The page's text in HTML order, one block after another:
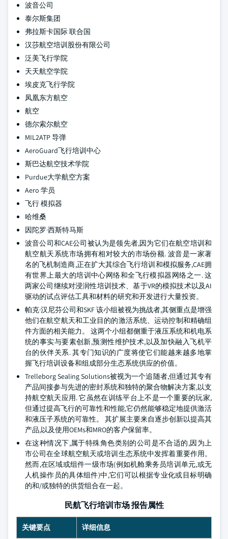
波音公司
泰尔斯集团
弗拉斯卡国际 联合国
汉莎航空培训股份有限公司
泛美飞行学院
天天航空学院
埃皮克飞行学院
凤凰东方航空
航空
德尔索尔航空
MIL2ATP 导弹
AeroGuard飞行培训中心
斯巴达航空技术学院
Purdue大学航空方案
Aero 学员
飞行 模拟器
哈维桑
因陀罗·西斯特马斯
波音公司和CAE公司被认为是领先者,因为它们在航空培训和
航空航天系统市场拥有相对较大的市场份额. 波音是一家著
名的飞机制造商,正在扩大其综合飞行培训和模拟服务,CAE拥
有世界上最大的培训中心网络和全飞行模拟器网络之一. 这
两家公司继续对浸润性培训技术、基于VR的模拟技术以及AI
驱动的试点评估工具和材料的研究和开发进行大量投资。
帕克·汉尼芬公司和SKF 该小组被视为挑战者,其侧重点是增强
他们在航空航天和工业目的的激活系统、运动控制和精确组
件方面的相关能力。 这两个小组都侧重于液压系统和机电系
统的事实与要素创新,预测性维护技术,以及加快融入飞机平
台的伙伴关系. 其专门知识的广度将使它们能越来越多地掌
握飞行培训设备和组成部分生态系统供应的价值。
Trelleborg Sealing Solutions被视为一个追随者,但通过其专有
产品间接参与先进的密封系统和独特的聚合物解决方案,以支
持航空航天应用. 它虽然在训练平台上不是一个重要的玩家,
但通过提高飞行的可靠性和性能,它仍然能够稳定地提供激活
和液压子系统的可靠性。 其扩展主要来自逐步创新以提高其
产品,以及使用OEMs和MRO的客户保留率。
在这种情况下,属于特殊角色类别的公司是不合适的,因为上
市公司在全球航空航天或培训生态系统中发挥着重要作用。
然而,在区域或组件一级市场(例如机舱乘务员培训单元,或无
人机操作员的具体组件)中,它们可以根据专业化或目标明确
的和/或独特的供货组合在一起。
民航飞行培训市场 报告属性
关键要点 详细信息